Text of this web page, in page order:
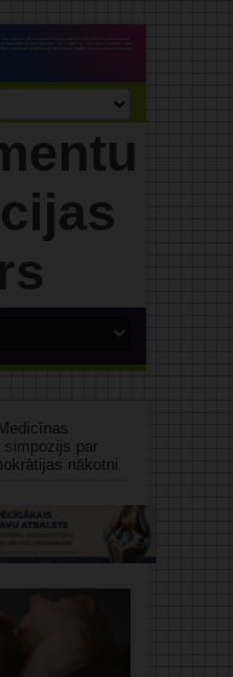
Medicīnas
par
nākotni